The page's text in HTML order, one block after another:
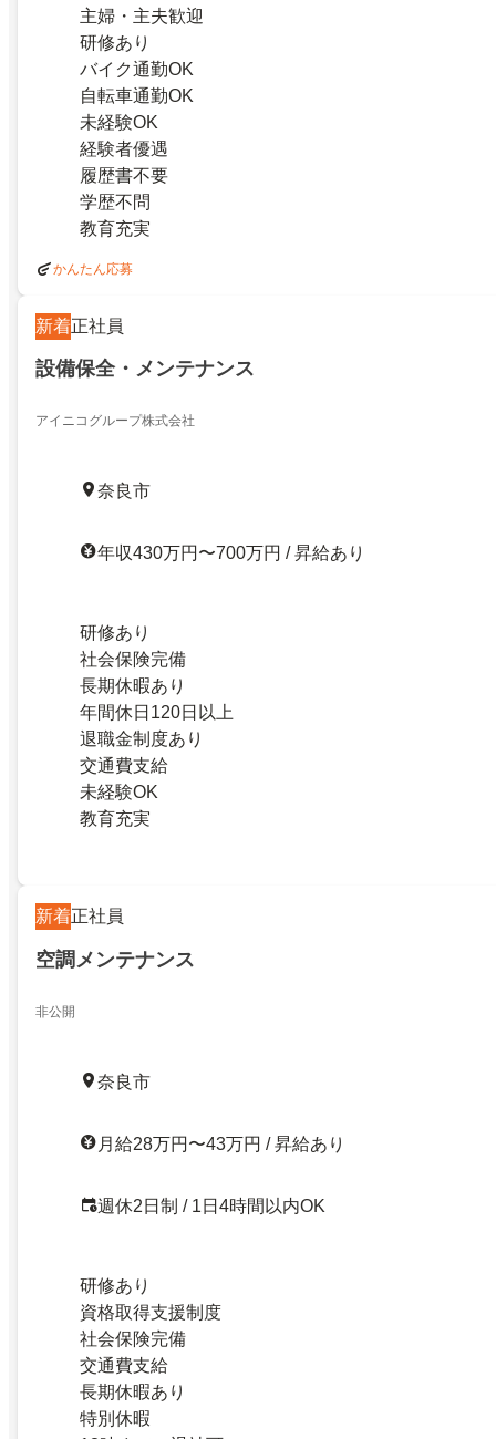
主婦・主夫歓迎
研修あり
バイク通勤OK
自転車通勤OK
未経験OK
経験者優遇
履歴書不要
学歴不問
教育充実
かんたん応募
新着正社員
設備保全・メンテナンス
アイニコグループ株式会社
奈良市
年収430万円〜700万円 / 昇給あり
研修あり
社会保険完備
長期休暇あり
年間休日120日以上
退職金制度あり
交通費支給
未経験OK
教育充実
新着正社員
空調メンテナンス
非公開
奈良市
月給28万円〜43万円 / 昇給あり
週休2日制 / 1日4時間以内OK
研修あり
資格取得支援制度
社会保険完備
交通費支給
長期休暇あり
特別休暇